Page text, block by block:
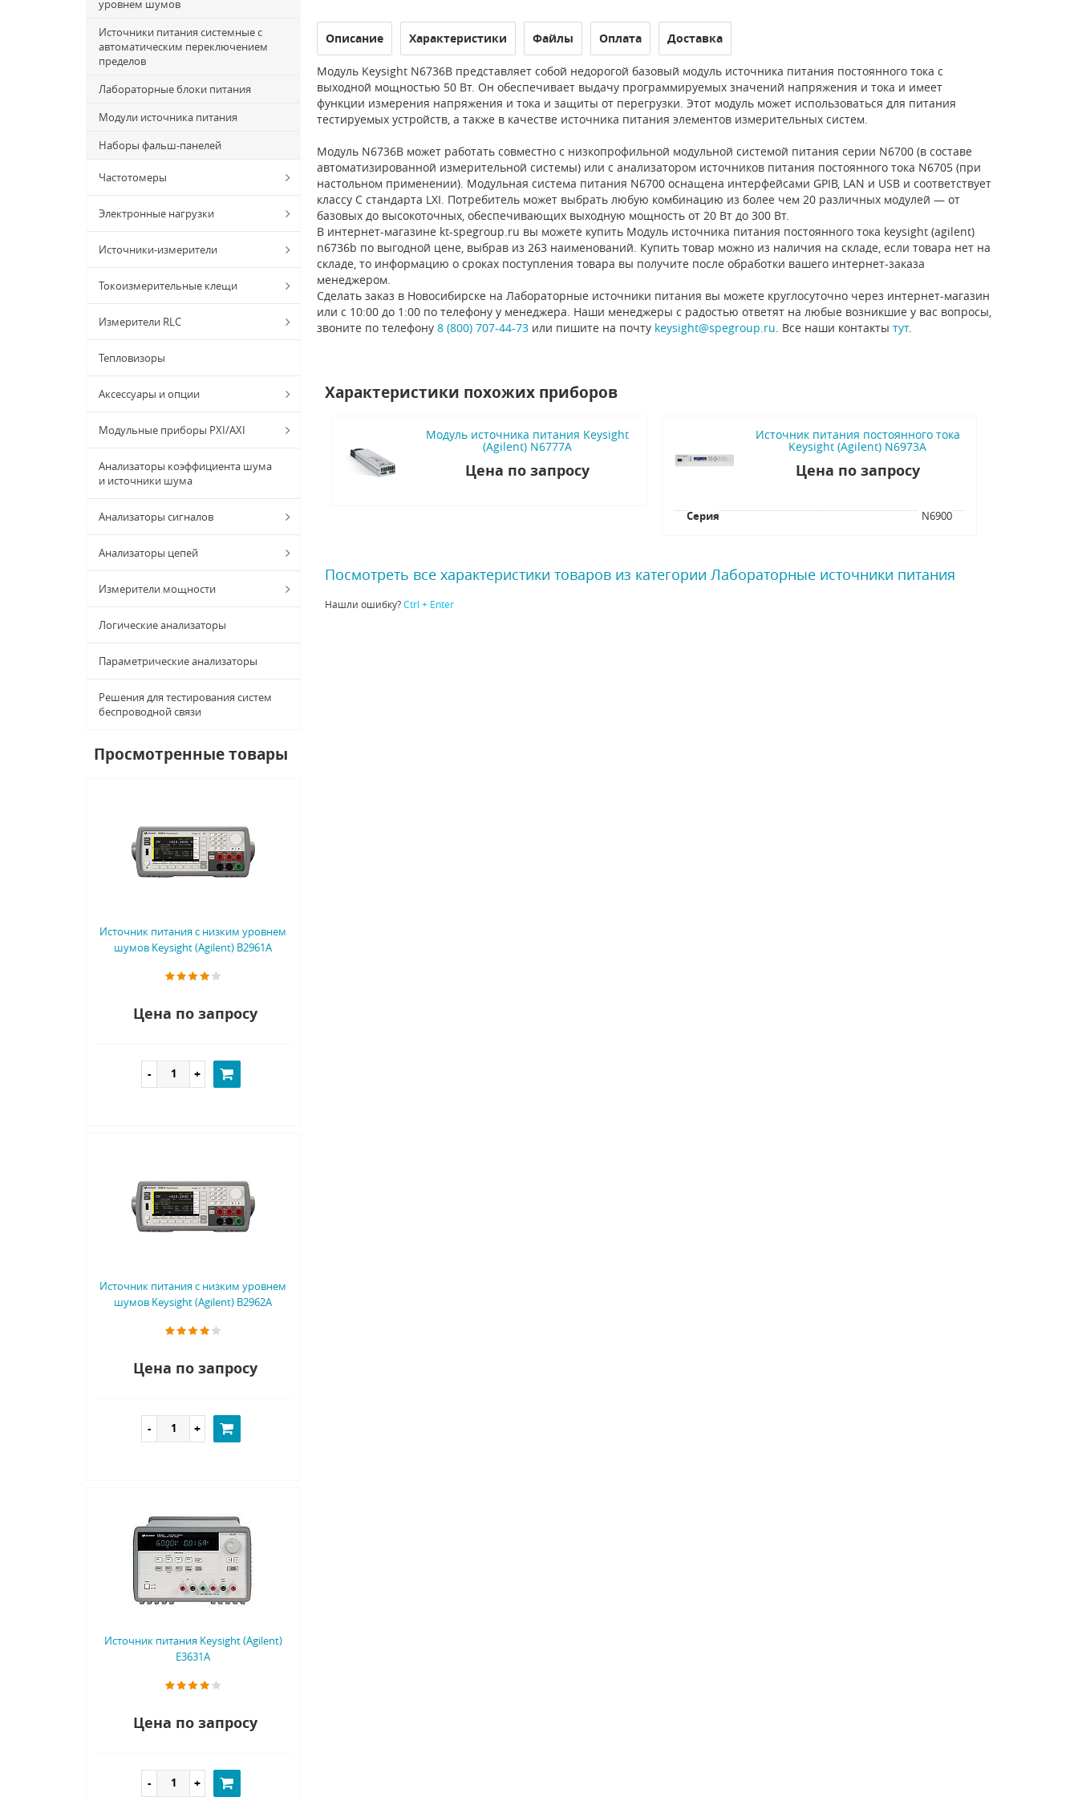
уровнем шумов
Источники питания системные с
автоматическим переключением
пределов
Лабораторные блоки питания
Модули источника питания
Наборы фальш-панелей
Частотомеры
Электронные нагрузки
Источники-измерители
Токоизмерительные клещи
Измерители RLC
Тепловизоры
Аксессуары и опции
Модульные приборы PXI/AXI
Анализаторы коэффициента шума
и источники шума
Анализаторы сигналов
Анализаторы цепей
Измерители мощности
Логические анализаторы
Параметрические анализаторы
Решения для тестирования систем
беспроводной связи
Просмотренные товары
Источник питания с низким уровнем
шумов Keysight (Agilent) B2961A
Цена по запросу
Источник питания с низким уровнем
шумов Keysight (Agilent) B2962A
Цена по запросу
Источник питания Keysight (Agilent)
E3631A
Цена по запросу
Описание Характеристики Файлы Оплата Доставка
Модуль Keysight N6736B представляет собой недорогой базовый модуль источника питания постоянного тока с
выходной мощностью 50 Вт. Он обеспечивает выдачу программируемых значений напряжения и тока и имеет
функции измерения напряжения и тока и защиты от перегрузки. Этот модуль может использоваться для питания
тестируемых устройств, а также в качестве источника питания элементов измерительных систем.
Модуль N6736B может работать совместно с низкопрофильной модульной системой питания серии N6700 (в составе
автоматизированной измерительной системы) или с анализатором источников питания постоянного тока N6705 (при
настольном применении). Модульная система питания N6700 оснащена интерфейсами GPIB, LAN и USB и соответствует
классу C стандарта LXI. Потребитель может выбрать любую комбинацию из более чем 20 различных модулей — от
базовых до высокоточных, обеспечивающих выходную мощность от 20 Вт до 300 Вт.
В интернет-магазине kt-spegroup.ru вы можете купить Модуль источника питания постоянного тока keysight (agilent)
n6736b по выгодной цене, выбрав из 263 наименований. Купить товар можно из наличия на складе, если товара нет на
складе, то информацию о сроках поступления товара вы получите после обработки вашего интернет-заказа
менеджером.
Сделать заказ в Новосибирске на Лабораторные источники питания вы можете круглосуточно через интернет-магазин
или с 10:00 до 1:00 по телефону у менеджера. Наши менеджеры с радостью ответят на любые возникшие у вас вопросы,
звоните по телефону 8 (800) 707-44-73или пишите на почту keysight@spegroup.ru . Все наши контакты тут.
Характеристики похожих приборов
Модуль источника питания Keysight
(Agilent) N6777A
Цена по запросу
Источник питания постоянного тока
Keysight (Agilent) N6973A
Цена по запросу
Серия N6900
Посмотреть все характеристики товаров из категории Лабораторные источники питания
Нашли ошибку?Ctrl + Enter